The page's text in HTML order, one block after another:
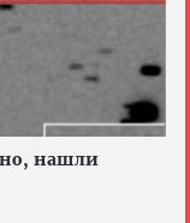
нашли